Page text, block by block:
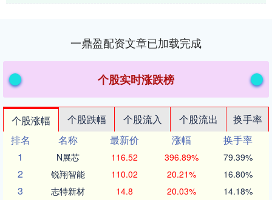
一鼎盈配资文章已加载完成
个股实时涨跌榜
个股涨幅 个股跌幅 个股流入 个股流出
换手率
排名
名称 最新价 涨幅
换手率
1
N展芯 116.52 396.89% 79.39%
2 锐翔智能 110.02 20.21% 16.80%
3 志特新材 14.8 20.03% 14.18%